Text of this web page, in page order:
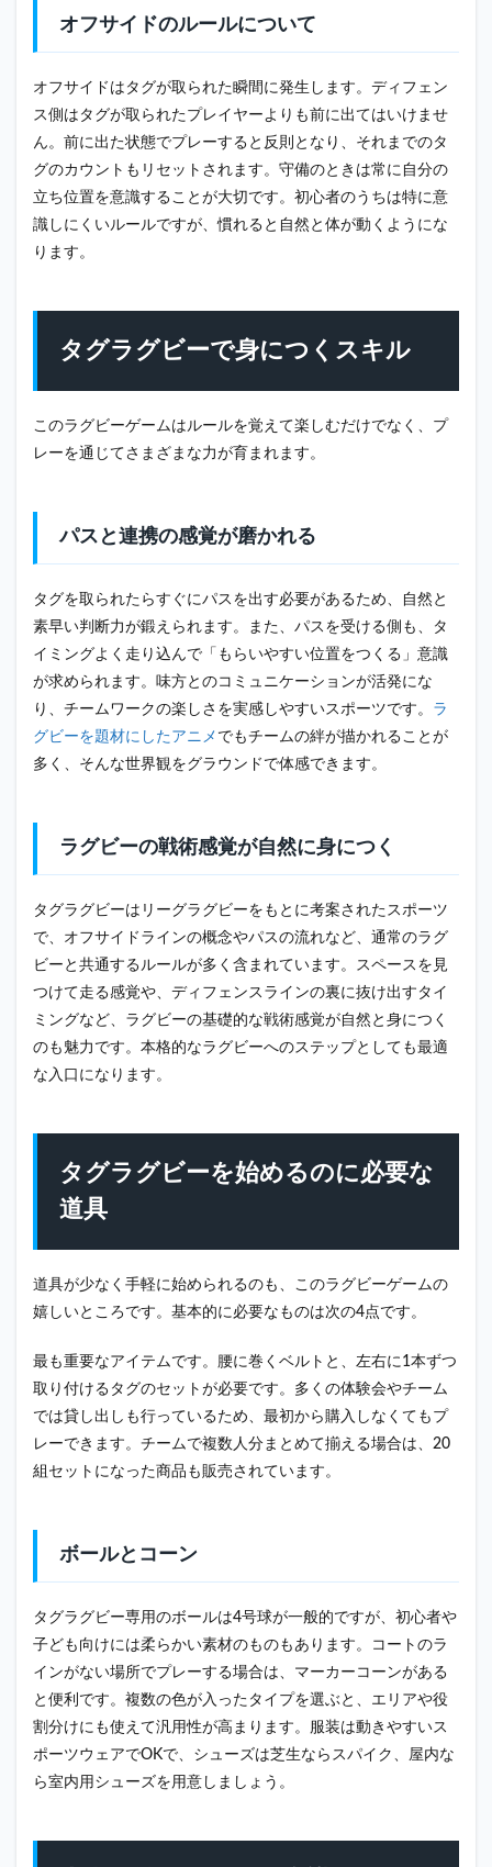
タグ
ラグ
を始
める
のに
必要
な道
具
5.1
ボー
ン
6
とき
に意
識し
6.1
ケガ
ぐた
めの
と心
がけ
6.2
チー
ムを
一緒
に楽
しも
オフサイドのルールについて
オフサイドはタグが取られた瞬間に発生します。ディフェン
ス側はタグが取られたプレイヤーよりも前に出てはいけませ
ん。前に出た状態でプレーすると反則となり、それまでのタ
グのカウントもリセットされます。守備のときは常に自分の
立ち位置を意識することが大切です。初心者のうちは特に意
識しにくいルールですが、慣れると自然と体が動くようにな
ります。
タグラグビーで身につくスキル
このラグビーゲームはルールを覚えて楽しむだけでなく、プ
レーを通じてさまざまな力が育まれます。
パスと連携の感覚が磨かれる
タグを取られたらすぐにパスを出す必要があるため、自然と
素早い判断力が鍛えられます。また、パスを受ける側も、タ
イミングよく走り込んで「もらいやすい位置をつくる」意識
が求められます。味方とのコミュニケーションが活発にな
り、チームワークの楽しさを実感しやすいスポーツです。 ラ
グビーを題材にしたアニメ でもチームの絆が描かれることが
多く、そんな世界観をグラウンドで体感できます。
ラグビーの戦術感覚が自然に身につく
タグラグビーはリーグラグビーをもとに考案されたスポーツ
で、オフサイドラインの概念やパスの流れなど、通常のラグ
ビーと共通するルールが多く含まれています。スペースを見
つけて走る感覚や、ディフェンスラインの裏に抜け出すタイ
ミングなど、ラグビーの基礎的な戦術感覚が自然と身につく
のも魅力です。本格的なラグビーへのステップとしても最適
な入口になります。
タグラグビーを始めるのに必要な
道具
道具が少なく手軽に始められるのも、このラグビーゲームの
嬉しいところです。基本的に必要なものは次の4点です。
最も重要なアイテムです。腰に巻くベルトと、左右に1本ずつ
取り付けるタグのセットが必要です。多くの体験会やチーム
では貸し出しも行っているため、最初から購入しなくてもプ
レーできます。チームで複数人分まとめて揃える場合は、20
組セットになった商品も販売されています。
ボールとコーン
タグラグビー専用のボールは4号球が一般的ですが、初心者や
子ども向けには柔らかい素材のものもあります。コートのラ
インがない場所でプレーする場合は、マーカーコーンがある
と便利です。複数の色が入ったタイプを選ぶと、エリアや役
割分けにも使えて汎用性が高まります。服装は動きやすいス
ポーツウェアでOKで、シューズは芝生ならスパイク、屋内な
ら室内用シューズを用意しましょう。